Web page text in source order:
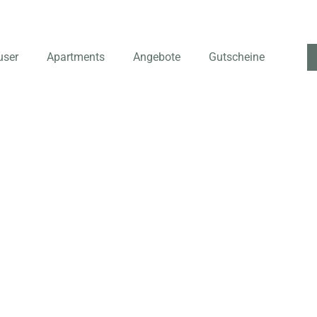
Apartments Angebote Gutscheine